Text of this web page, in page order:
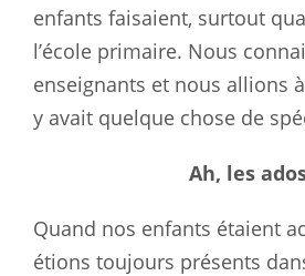
enfants faisaient, surtout
l’école primaire. Nous
enseignants et nous allions
y avait quelque chose de
Ah, les
Quand nos enfants étaient
étions toujours présents